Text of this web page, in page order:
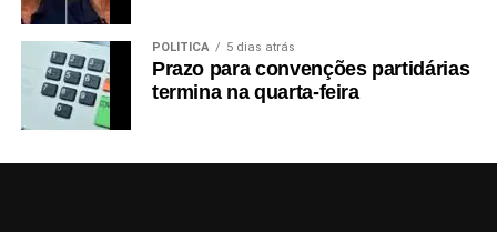
POLÍTICA 5 dias atrás
Prazo para convenções partidárias
termina na quarta-feira